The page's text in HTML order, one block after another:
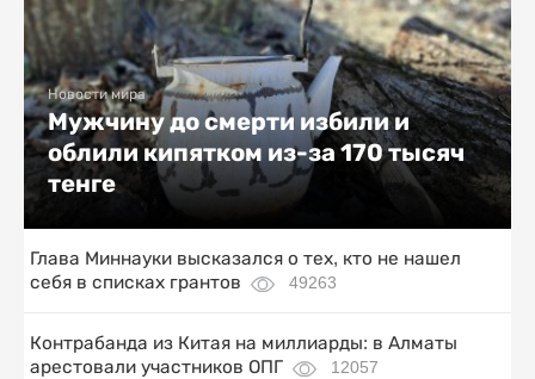
Новости мира
Мужчину до смерти избили и
облили кипятком из-за 170 тысяч
тенге
Глава Миннауки высказался о тех, кто не нашел
себя в списках грантов
49263
Контрабанда из Китая на миллиарды: в Алматы
арестовали участников ОПГ
12057